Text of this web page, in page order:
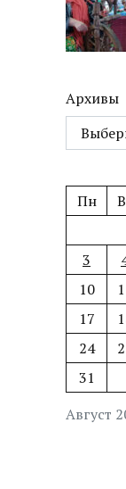
Архивы
Август
Пн
3
10
17
24
31